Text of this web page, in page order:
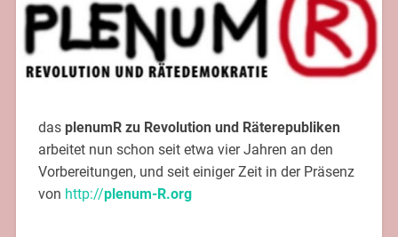
das plenumR zu Revolution und Räterepubliken
arbeitet nun schon seit etwa vier Jahren an den
Vorbereitungen, und seit einiger Zeit in der Präsenz
von http://plenum-R.org